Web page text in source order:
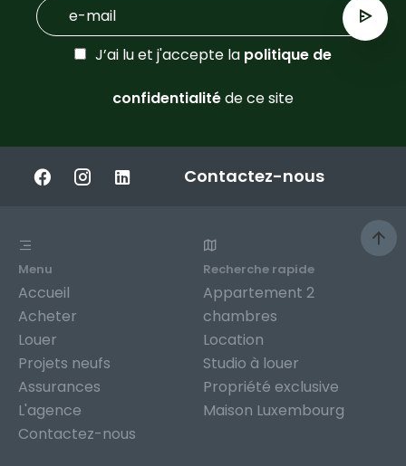
J’ai lu et j'accepte la politique de
confidentialitéde ce site
Contactez-nous
Menu
Accueil
Acheter
Louer
Projets neufs
Assurances
L'agence
Contactez-nous
Recherche rapide
Appartement 2
chambres
Location
Studio à louer
Propriété exclusive
Maison Luxembourg